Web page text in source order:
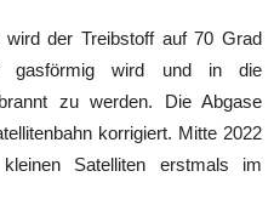
der Treibstoff auf 70 Grad
gasförmig wird und in die
zu werden. Die Abgase
korrigiert. Mitte 2022
Satelliten erstmals im